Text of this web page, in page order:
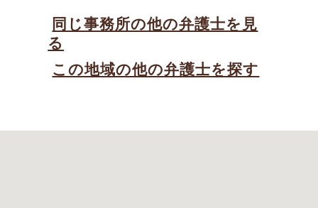
同じ事務所の他の弁護士を見
る
この地域の他の弁護士を探す